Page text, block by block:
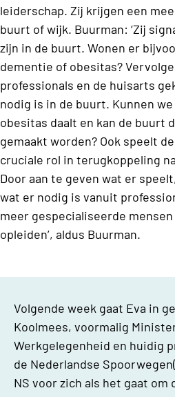
leiderschap. Zij krijgen een
buurt of wijk. Buurman: ‘Zij
zijn in de buurt. Wonen er
dementie of obesitas?
professionals en de huisarts
nodig is in de buurt. Kunnen
obesitas daalt en kan de buurt
gemaakt worden? Ook speelt
cruciale rol in terugkoppeling
Door aan te geven wat er
wat er nodig is vanuit
meer gespecialiseerde
opleiden’, aldus Buurman.
Volgende week gaat Eva in
Koolmees, voormalig
Werkgelegenheid en huidig
de Nederlandse
NS voor zich als het gaat om